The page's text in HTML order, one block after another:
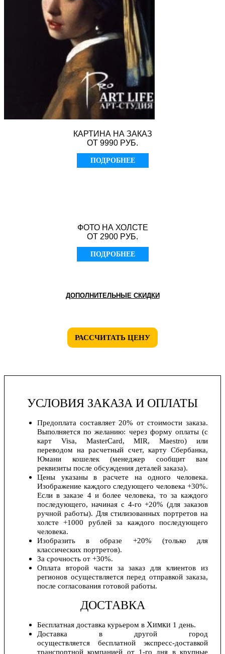
КАРТИНА НА ЗАКАЗ
ОТ 9990 РУБ.
ПОДРОБНЕЕ
ФОТО НА ХОЛСТЕ
ОТ 2900 РУБ.
ПОДРОБНЕЕ
ДОПОЛНИТЕЛЬНЫЕ СКИДКИ
РАССЧИТАТЬ ЦЕНУ
УСЛОВИЯ ЗАКАЗА И ОПЛАТЫ
Предоплата составляет 20% от стоимости заказа.
Выполняется по желанию: через форму оплаты (с
карт Visa, MasterCard, MIR, Maestro) или
переводом на расчетный счет, карту Сбербанка,
Юмани кошелек (менеджер сообщит вам
реквизиты после обсуждения деталей заказа).
Цены указаны в расчете на одного человека.
Изображение каждого следующего человека +30%.
Если в заказе 4 и более человека, то за каждого
последующего, начиная с 4-го +20% (для заказов
ручной работы). Для стилизованных портретов на
холсте +1000 рублей за каждого последующего
человека.
Изобразить в образе +20% (только для
классических портретов).
За срочность от +30%.
Оплата второй части за заказ для клиентов из
регионов осуществляется перед отправкой заказа,
после согласования готовой работы.
ДОСТАВКА
Бесплатная доставка курьером в Химки 1 день.
Доставка в другой город
осуществляется бесплатной экспресс-доставкой
транспортной компанией от 1-го дня в крупные